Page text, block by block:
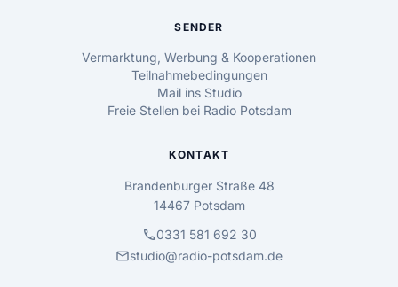
SENDER
Vermarktung, Werbung & Kooperationen
Teilnahmebedingungen
Mail ins Studio
Freie Stellen bei Radio Potsdam
KONTAKT
Brandenburger Straße 48
14467 Potsdam
call0331 581 692 30
mailstudio@radio-potsdam.de